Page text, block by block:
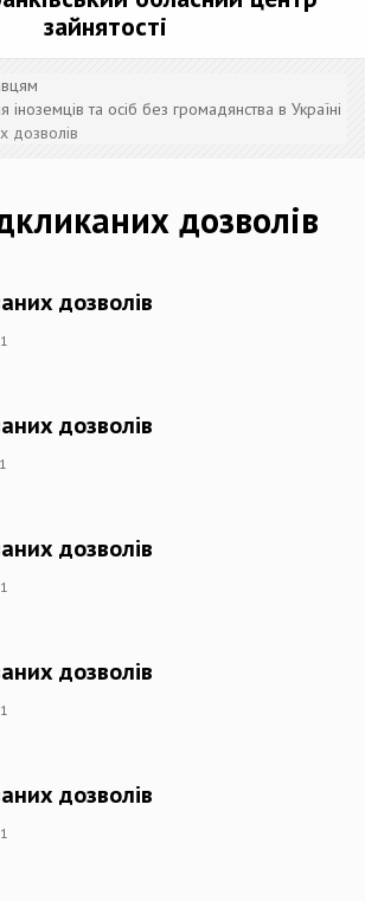
зайнятості
та осіб без громадянства в Україні
дозволів
дозволів
дозволів
дозволів
дозволів
дозволів
дозволів